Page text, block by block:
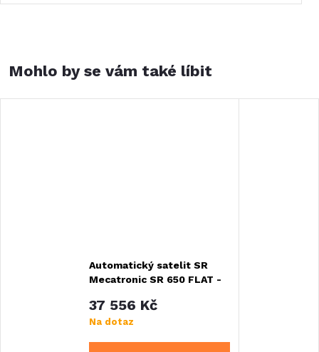
Automatický satelit SR
Mecatronic SR 650 FLAT -
37 556 Kč
Na dotaz